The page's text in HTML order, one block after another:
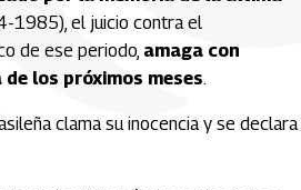
1985), el juicio contra el
de ese periodo, amaga con
los próximos meses.
clama su inocencia y se declara